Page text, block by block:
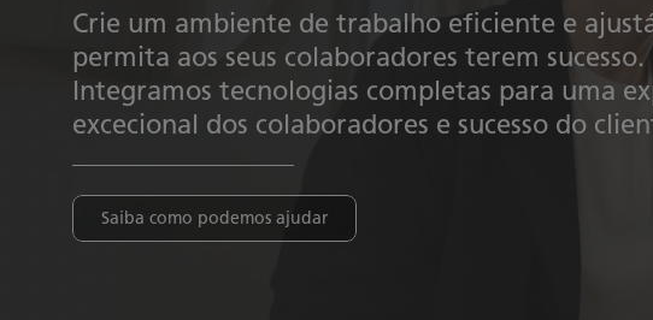
Crie um ambiente de trabalho eficiente e
permita aos seus colaboradores terem sucesso.
Integramos tecnologias completas para uma
excecional dos colaboradores e sucesso do
Saiba como podemos ajudar